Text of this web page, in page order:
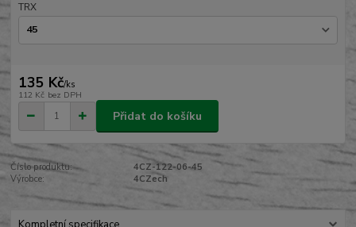
TRX
135 Kč/ks
112 Kč bez DPH
Přidat do košíku
Číslo produktu:
4CZ-122-06-45
Výrobce:
4CZech